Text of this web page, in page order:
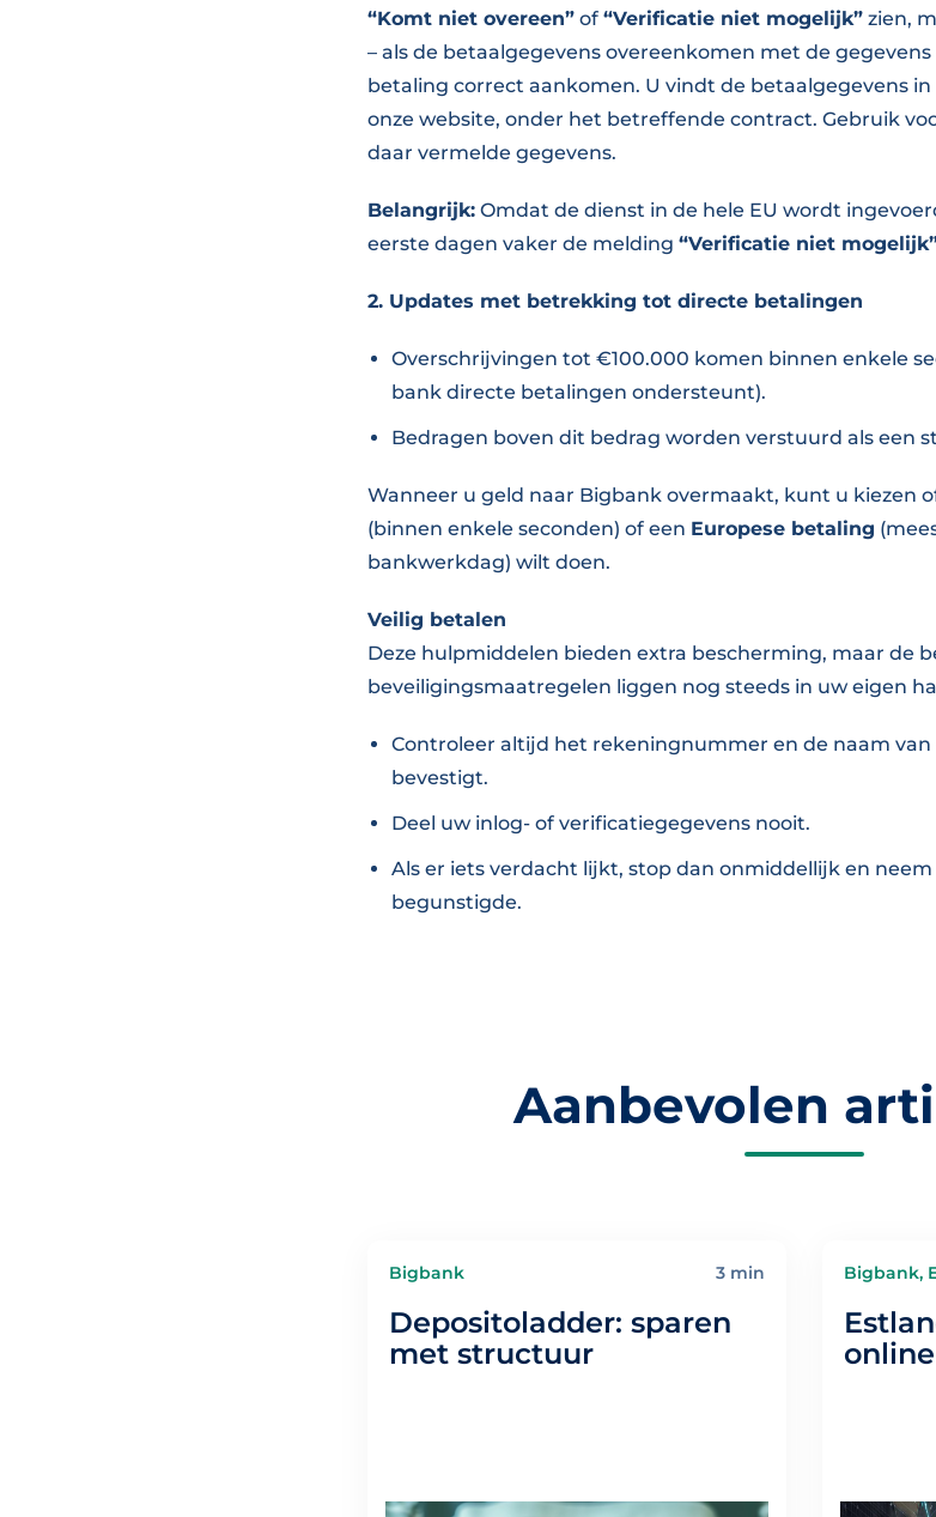
“Komt niet overeen” of “Verificatie niet mogelijk” zien,
– als de betaalgegevens overeenkomen met de
betaling correct aankomen. U vindt de betaalgegevens
onze website, onder het betreffende contract. Gebruik
daar vermelde gegevens.
Belangrijk: Omdat de dienst in de hele EU wordt
eerste dagen vaker de melding “Verificatie niet
2. Updates met betrekking tot directe betalingen
Overschrijvingen tot €100.000 komen binnen enkele
bank directe betalingen ondersteunt).
Bedragen boven dit bedrag worden verstuurd als een
Wanneer u geld naar Bigbank overmaakt, kunt u kiezen
(binnen enkele seconden) of een Europese betaling
bankwerkdag) wilt doen.
Veilig betalen
Deze hulpmiddelen bieden extra bescherming, maar de
beveiligingsmaatregelen liggen nog steeds in uw eigen
Controleer altijd het rekeningnummer en de naam
bevestigt.
Deel uw inlog- of verificatiegegevens nooit.
Als er iets verdacht lijkt, stop dan onmiddellijk en
begunstigde.
Aanbevolen
Bigbank 3 min
Depositoladder: sparen
met structuur
Bigbank,